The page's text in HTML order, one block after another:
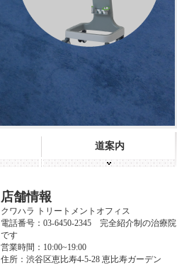
道案内
店舗情報
クワハラ トリートメントオフィス
電話番号：03-6450-2345 完全紹介制の治療院
です
営業時間：10:00~19:00
住所：渋谷区恵比寿4-5-28 恵比寿ガーデン